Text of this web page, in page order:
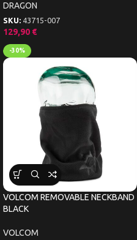
DRAGON
SKU: 43715-007
129,90 €
-30%
VOLCOM REMOVABLE NECKBAND
BLACK
VOLCOM